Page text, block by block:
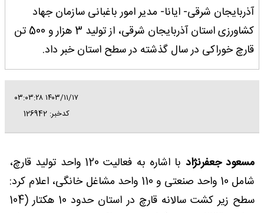
آذربایجان شرقی- ایانا- مدیر امور باغبانی سازمان جهاد
کشاورزی استان آذربایجان شرقی، از تولید 3 هزار و 500 تن
قارچ خوراکی در سال گذشته در سطح استان خبر داد.
۱۴۰۳/۱۱/۱۷ ۰۳:۰۳:۲۸
کدخبر: 126942
مسعود جعفرنژاد
با اشاره به فعالیت 120 واحد تولید قارچ،
شامل 10 واحد صنعتی و 110 واحد مشاغل خانگی، اعلام کرد:
سطح زیر کشت سالانه قارچ در استان حدود 10 هکتار (104